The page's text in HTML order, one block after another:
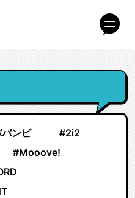
ンビ
#2i2
#Mooove!